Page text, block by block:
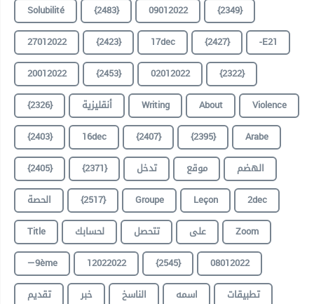
Solubilité
{2483} 09012022
{2349}
27012022
{2423} 17dec {2427}
-E21
20012022
{2453} 02012022
{2322}
{2326}
أنقليزية Writing About
Violence
{2403}
16dec {2407} {2395}
Arabe
{2405}
{2371} تدخل موقع
الهضم
الحصة
{2517} Groupe Leçon
2dec
Title
لحسابك تتحصل على
Zoom
—9ème
12022022 {2545}
08012022
تقديم
خبر الناسخ اسمه
تطبيقات